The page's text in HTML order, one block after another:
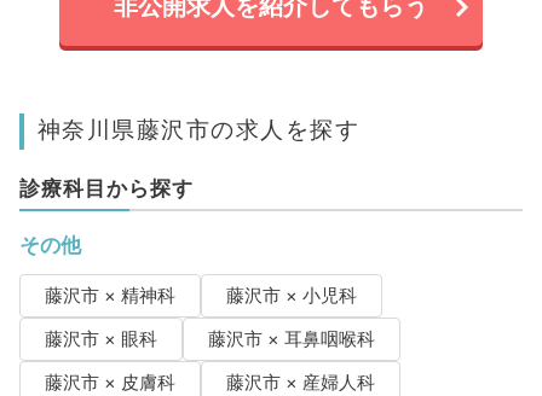
非公開求人を紹介してもらう
神奈川県藤沢市の求人を探す
診療科目から探す
その他
藤沢市 × 精神科
藤沢市 × 小児科
藤沢市 × 眼科
藤沢市 × 耳鼻咽喉科
藤沢市 × 皮膚科
藤沢市 × 産婦人科